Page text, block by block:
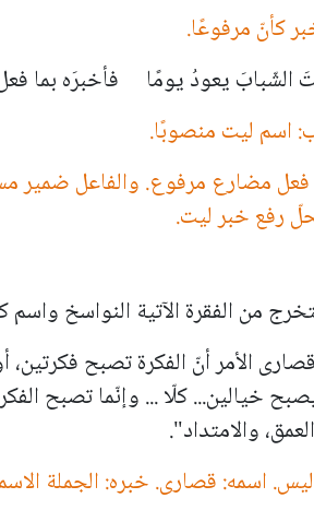
كأنّ مرفوعًا.
الشّبابَ يعودُ يومًا فأخبرَه بما
اسم ليت منصوبًا.
مضارع مرفوع. والفاعل ضمير
رفع خبر ليت.
من الفقرة الآتية النواسخ واسم
الأمر أنّ الفكرة تصبح
خيالين... كلّا ... وإنّما تصبح
والامتداد".
اسمه: قصارى. خبره: الجملة